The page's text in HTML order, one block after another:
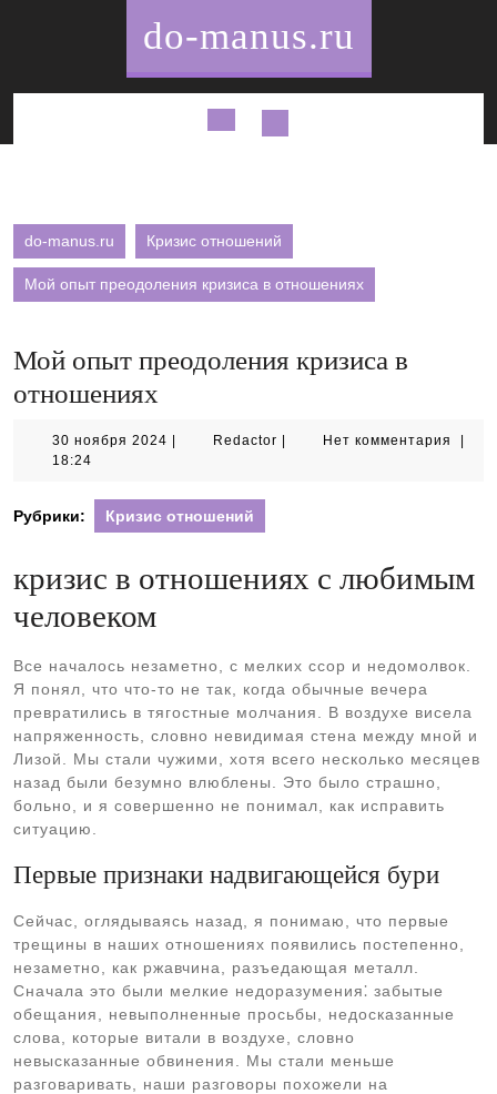
do-manus.ru
Кнопка
do-manus.ru Кризис отношений
Мой опыт преодоления кризиса в отношениях
Мой опыт преодоления кризиса в
отношениях
30 ноября 2024 30
Redactor RedactorНет комментария
18:24
Рубрики: Кризис отношений
кризис в отношениях с любимым
человеком
Все началось незаметно, с мелких ссор и недомолвок.
Я понял, что что-то не так, когда обычные вечера
превратились в тягостные молчания. В воздухе висела
напряженность, словно невидимая стена между мной и
Лизой. Мы стали чужими, хотя всего несколько месяцев
назад были безумно влюблены. Это было страшно,
больно, и я совершенно не понимал, как исправить
ситуацию.
Первые признаки надвигающейся бури
Сейчас, оглядываясь назад, я понимаю, что первые
трещины в наших отношениях появились постепенно,
незаметно, как ржавчина, разъедающая металл.
Сначала это были мелкие недоразумения⁚ забытые
обещания, невыполненные просьбы, недосказанные
слова, которые витали в воздухе, словно
невысказанные обвинения. Мы стали меньше
разговаривать, наши разговоры похожели на